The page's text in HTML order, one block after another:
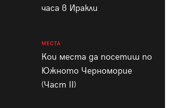
часа в Иракли
МЕСТА
Кои места да посетиш по
Южното Черноморие
(Част II)